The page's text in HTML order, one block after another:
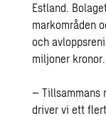
Estland.
markområden
och
miljoner kronor.
– Tillsammans
driver vi ett